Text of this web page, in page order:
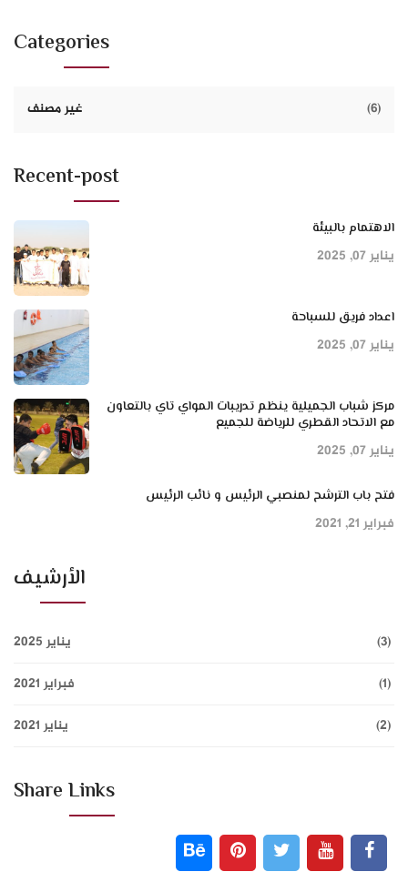
Categories
غير مصنف (6)
Recent-post
الاهتمام بالبيئة
يناير 07, 2025
اعداد فريق للسباحة
يناير 07, 2025
مركز شباب الجميلية ينظم تدريبات المواي تاي بالتعاون
مع الاتحاد القطري للرياضة للجميع
يناير 07, 2025
فتح باب الترشح لمنصبي الرئيس و نائب الرئيس
فبراير 21, 2021
الأرشيف
يناير 2025
(3)
فبراير 2021
(1)
يناير 2021
(2)
Share Links